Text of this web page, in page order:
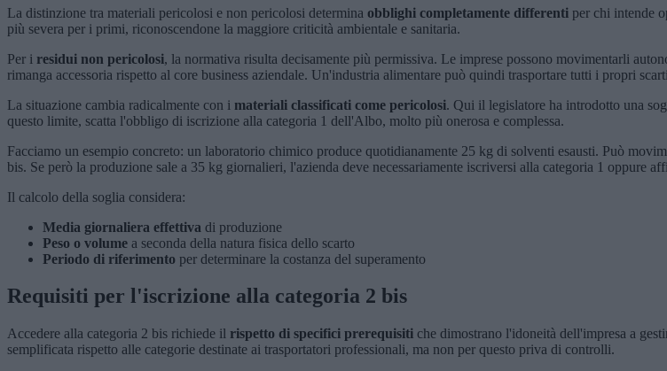
La distinzione tra materiali pericolosi e non pericolosi determina obblighi completamente differenti per chi intende
più severa per i primi, riconoscendone la maggiore criticità ambientale e sanitaria.
Per i residui non pericolosi, la normativa risulta decisamente più permissiva. Le imprese possono movimentarli
rimanga accessoria rispetto al core business aziendale. Un'industria alimentare può quindi trasportare tutti i propri
La situazione cambia radicalmente con i materiali classificati come pericolosi. Qui il legislatore ha introdotto una
questo limite, scatta l'obbligo di iscrizione alla categoria 1 dell'Albo, molto più onerosa e complessa.
Facciamo un esempio concreto: un laboratorio chimico produce quotidianamente 25 kg di solventi esausti. Può
bis. Se però la produzione sale a 35 kg giornalieri, l'azienda deve necessariamente iscriversi alla categoria 1 oppure
Il calcolo della soglia considera:
Media giornaliera effettiva di produzione
Peso o volume a seconda della natura fisica dello scarto
Periodo di riferimento per determinare la costanza del superamento
Requisiti per l'iscrizione alla categoria 2 bis
Accedere alla categoria 2 bis richiede il rispetto di specifici prerequisiti che dimostrano l'idoneità dell'impresa a
semplificata rispetto alle categorie destinate ai trasportatori professionali, ma non per questo priva di controlli.